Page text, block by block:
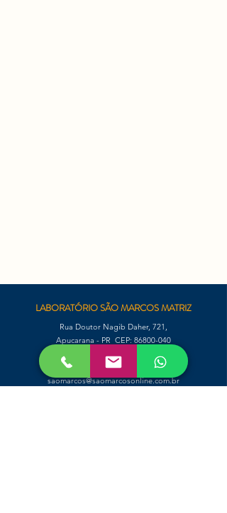
LABORATÓRIO SÃO MARCOS MATRIZ
Rua Doutor Nagib Daher, 721,
Apucarana - PR CEP: 86800-040
(43) 3422-8728
WhatsApp: (43) 9118-0056
saomarcos@saomarcosonline.com.br